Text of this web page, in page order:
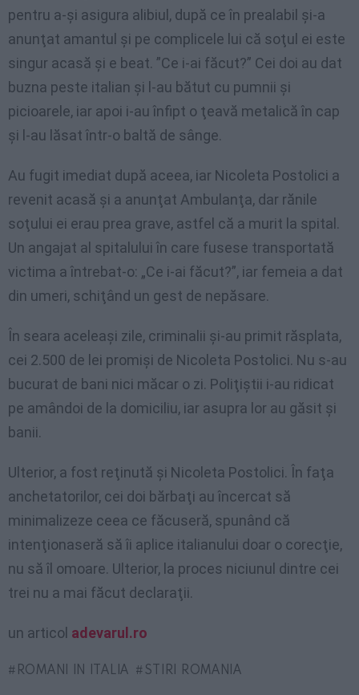
pentru a-şi asigura alibiul, după ce în prealabil şi-a
anunţat amantul şi pe complicele lui că soţul ei este
singur acasă şi e beat. ”Ce i-ai făcut?” Cei doi au dat
buzna peste italian şi l-au bătut cu pumnii şi
picioarele, iar apoi i-au înfipt o ţeavă metalică în cap
şi l-au lăsat într-o baltă de sânge.
Au fugit imediat după aceea, iar Nicoleta Postolici a
revenit acasă şi a anunţat Ambulanţa, dar rănile
soţului ei erau prea grave, astfel că a murit la spital.
Un angajat al spitalului în care fusese transportată
victima a întrebat-o: „Ce i-ai făcut?”, iar femeia a dat
din umeri, schiţând un gest de nepăsare.
În seara aceleaşi zile, criminalii şi-au primit răsplata,
cei 2.500 de lei promişi de Nicoleta Postolici. Nu s-au
bucurat de bani nici măcar o zi. Poliţiştii i-au ridicat
pe amândoi de la domiciliu, iar asupra lor au găsit şi
banii.
Ulterior, a fost reţinută şi Nicoleta Postolici. În faţa
anchetatorilor, cei doi bărbaţi au încercat să
minimalizeze ceea ce făcuseră, spunând că
intenţionaseră să îi aplice italianului doar o corecţie,
nu să îl omoare. Ulterior, la proces niciunul dintre cei
trei nu a mai făcut declaraţii.
un articol adevarul.ro
ROMANI IN ITALIA STIRI ROMANIA